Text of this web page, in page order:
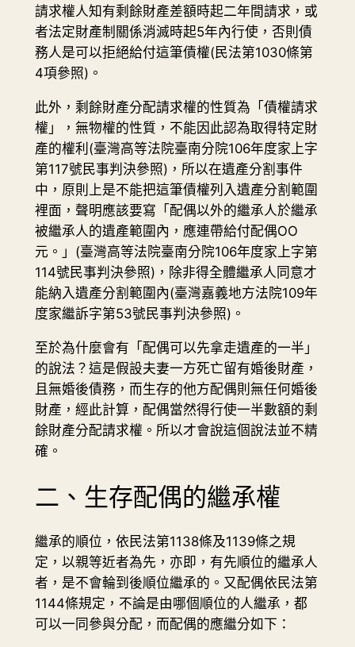
請求權人知有剩餘財產差額時起二年間請求，或
者法定財產制關係消滅時起5年內行使，否則債
務人是可以拒絕給付這筆債權(民法第1030條第
4項參照)。
此外，剩餘財產分配請求權的性質為「債權請求
權」，無物權的性質，不能因此認為取得特定財
產的權利(臺灣高等法院臺南分院106年度家上字
第117號民事判決參照)，所以在遺產分割事件
中，原則上是不能把這筆債權列入遺產分割範圍
裡面，聲明應該要寫「配偶以外的繼承人於繼承
被繼承人的遺產範圍內，應連帶給付配偶OO
元。」(臺灣高等法院臺南分院106年度家上字第
114號民事判決參照)，除非得全體繼承人同意才
能納入遺產分割範圍內(臺灣嘉義地方法院109年
度家繼訴字第53號民事判決參照)。
至於為什麼會有「配偶可以先拿走遺產的一半」
的說法？這是假設夫妻一方死亡留有婚後財產，
且無婚後債務，而生存的他方配偶則無任何婚後
財產，經此計算，配偶當然得行使一半數額的剩
餘財產分配請求權。所以才會說這個說法並不精
確。
二、生存配偶的繼承權
繼承的順位，依民法第1138條及1139條之規
定，以親等近者為先，亦即，有先順位的繼承人
者，是不會輪到後順位繼承的。又配偶依民法第
1144條規定，不論是由哪個順位的人繼承，都
可以一同參與分配，而配偶的應繼分如下：